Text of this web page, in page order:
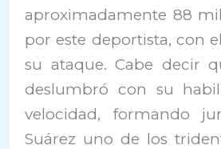
aproximadamente 88
por este deportista, con
su ataque. Cabe decir
deslumbró con su
velocidad, formando
Suárez uno de los